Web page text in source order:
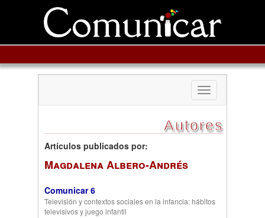
Toggle
navigation
Autores
Artículos publicados por:
Magdalena Albero-Andrés
Comunicar 6
Televisión y contextos sociales en la infancia: hábitos
televisivos y juego infantil